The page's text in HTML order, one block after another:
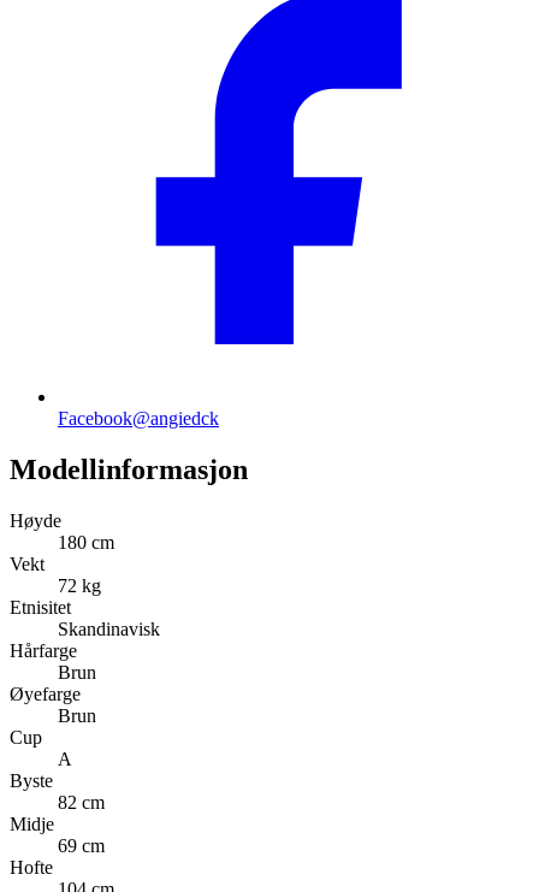
Facebook@angiedck
Modellinformasjon
Høyde
180 cm
Vekt
72 kg
Etnisitet
Skandinavisk
Hårfarge
Brun
Øyefarge
Brun
Cup
A
Byste
82 cm
Midje
69 cm
Hofte